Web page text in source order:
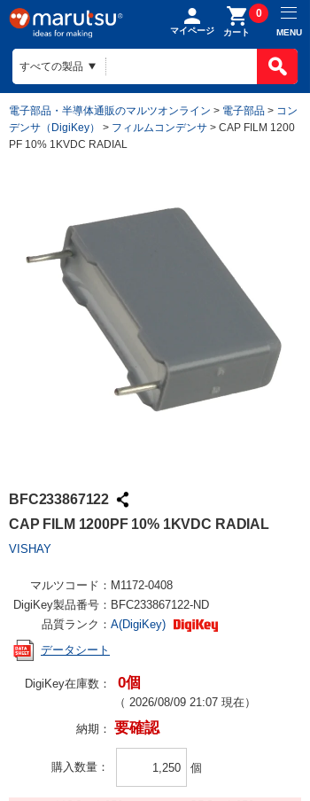
マイページ カート
0
MENU
電子部品・半導体通販のマルツオンライン > 電子部品 > コン
デンサ（DigiKey）
> フィルムコンデンサ > CAP FILM 1200
PF 10% 1KVDC RADIAL
BFC233867122
CAP FILM 1200PF 10% 1KVDC RADIAL
VISHAY
マルツコード： M1172-0408
DigiKey製品番号： BFC233867122-ND
品質ランク： A(DigiKey)
データシート
DigiKey在庫数： 0個
（ 2026/08/09 21:07 現在）
納期： 要確認
購入数量 個